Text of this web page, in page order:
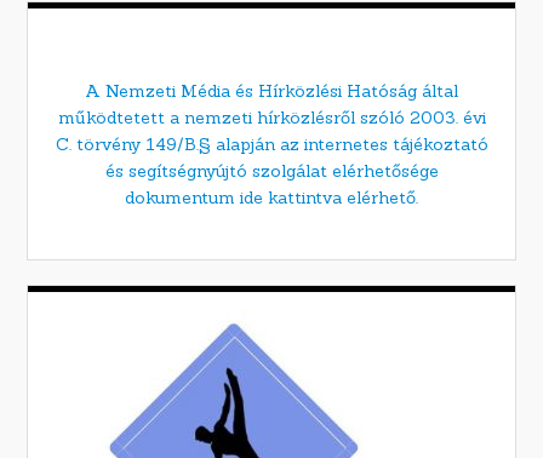
A Nemzeti Média és Hírközlési Hatóság által
működtetett a nemzeti hírközlésről szóló 2003. évi
C. törvény 149/B.§ alapján az internetes tájékoztató
és segítségnyújtó szolgálat elérhetősége
dokumentum ide kattintva elérhető.